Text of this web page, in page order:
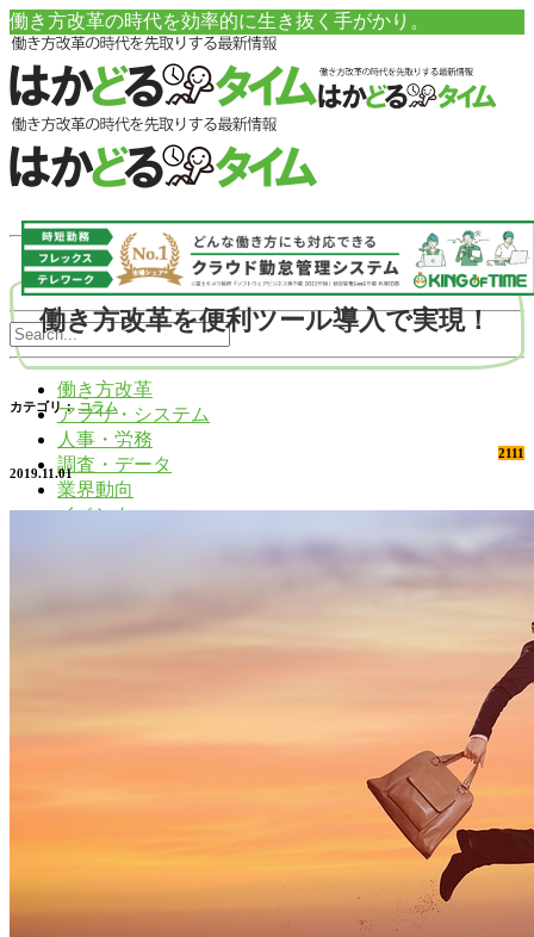
働き方改革の時代を効率的に生き抜く手がかり。
働き方改革
アプリ・システム
人事・労務
調査・データ
業界動向
イベント
働き方改革を便利ツール導入で実現！
カテゴリ： コラム
2111
2019.11.01